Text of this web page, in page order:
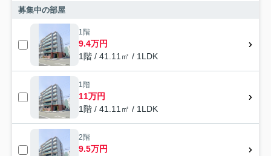
募集中の部屋
1階
9.4万円
1階 / 41.11㎡ / 1LDK
1階
11万円
1階 / 41.11㎡ / 1LDK
2階
9.5万円